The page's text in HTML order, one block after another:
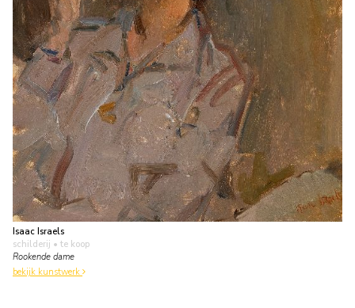
Isaac Israels
schilderij • te koop
Rookende dame
bekijk kunstwerk